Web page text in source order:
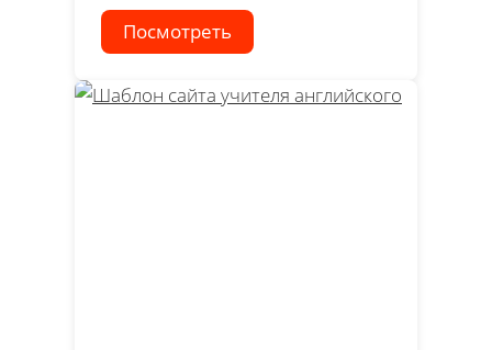
Посмотреть